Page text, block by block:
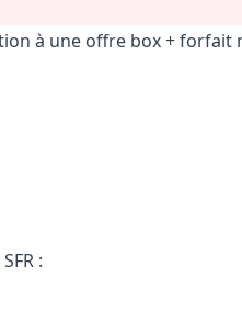
à une offre box + forfait
: